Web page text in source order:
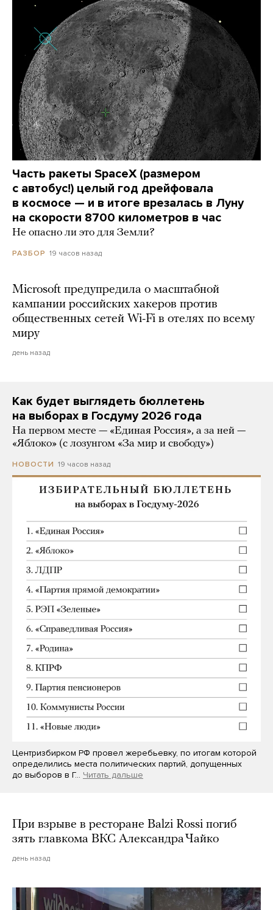
Часть ракеты SpaceX (размером
с автобус!) целый год дрейфовала
в космосе — и в итоге врезалась в Луну
на скорости 8700 километров в час
Не опасно ли это для Земли?
РАЗБОР 19 часов назад
Microsoft предупредила о масштабной
кампании российских хакеров против
общественных сетей Wi-Fi в отелях по всему
миру
день назад
Как будет выглядеть бюллетень
на выборах в Госдуму 2026 года
На первом месте — «Единая Россия», а за ней —
«Яблоко» (с лозунгом «За мир и свободу»)
НОВОСТИ 19 часов назад
Центризбирком РФ провел жеребьевку, по итогам которой
определились места политических партий, допущенных
до выборов в Г… Читать дальше
При взрыве в ресторане Balzi Rossi погиб
зять главкома ВКС Александра Чайко
день назад